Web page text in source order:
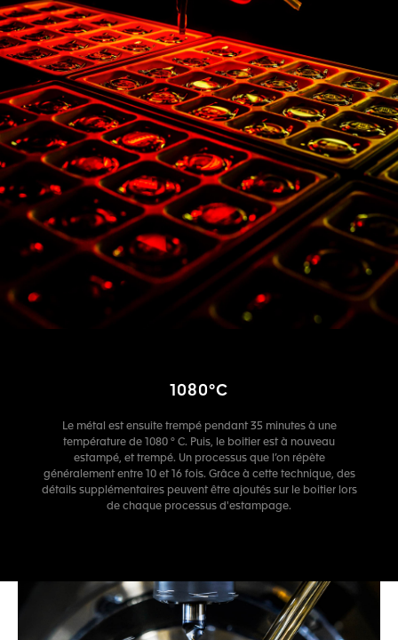
1080°C
Le métal est ensuite trempé pendant 35 minutes à une
température de 1080 ° C. Puis, le boitier est à nouveau
estampé, et trempé. Un processus que l’on répète
généralement entre 10 et 16 fois. Grâce à cette technique, des
détails supplémentaires peuvent être ajoutés sur le boitier lors
de chaque processus d'estampage.